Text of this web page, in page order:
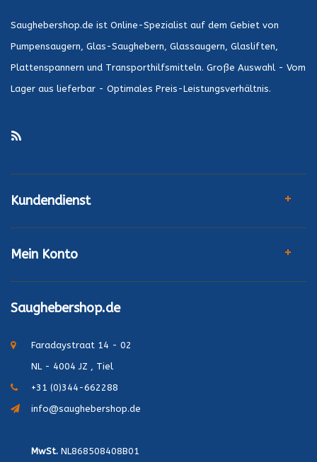
Saughebershop.de ist Online-Spezialist auf dem Gebiet von
Pumpensaugern, Glas-Saughebern, Glassaugern, Glasliften,
Plattenspannern und Transporthilfsmitteln. Große Auswahl - Vom
Lager aus lieferbar - Optimales Preis-Leistungsverhältnis.
Kundendienst
Mein Konto
Saughebershop.de
Faradaystraat 14 - 02
NL - 4004 JZ , Tiel
+31 (0)344-662288
info@saughebershop.de
MwSt. NL868508408B01